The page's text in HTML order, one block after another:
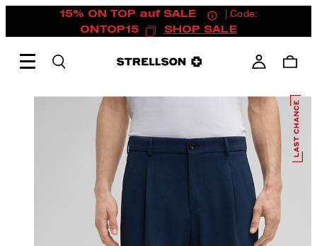
15% ON TOP auf SALE
| Code:
ONTOP15
SHOP SALE